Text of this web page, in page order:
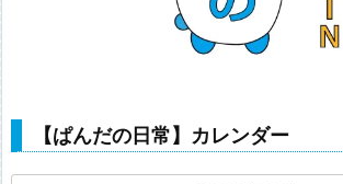
【ぱんだの日常】カレンダー